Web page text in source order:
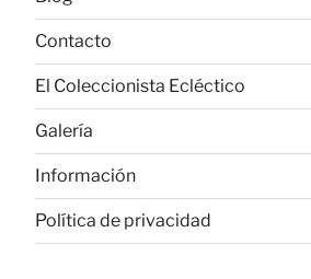
Contacto
El Coleccionista Ecléctico
Galería
Información
Política de privacidad